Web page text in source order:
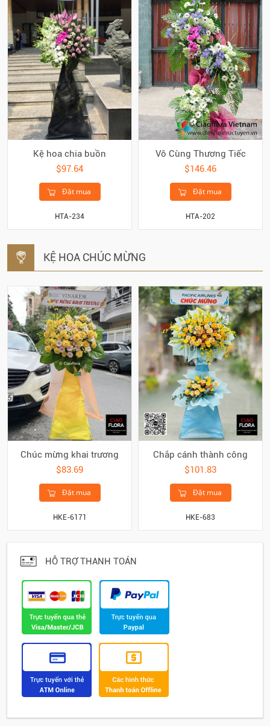
Kệ hoa chia buồn
$97.64
Đặt mua
HTA-234
Vô Cùng Thương Tiếc
$146.46
Đặt mua
HTA-202
KỆ HOA CHÚC MỪNG
Chúc mừng khai trương
$83.69
Đặt mua
HKE-6171
Chắp cánh thành công
$101.83
Đặt mua
HKE-683
HỖ TRỢ THANH TOÁN